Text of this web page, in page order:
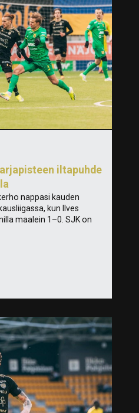
iltapuhde
nappasi kauden
kun Ilves
maalein 1–0. SJK on